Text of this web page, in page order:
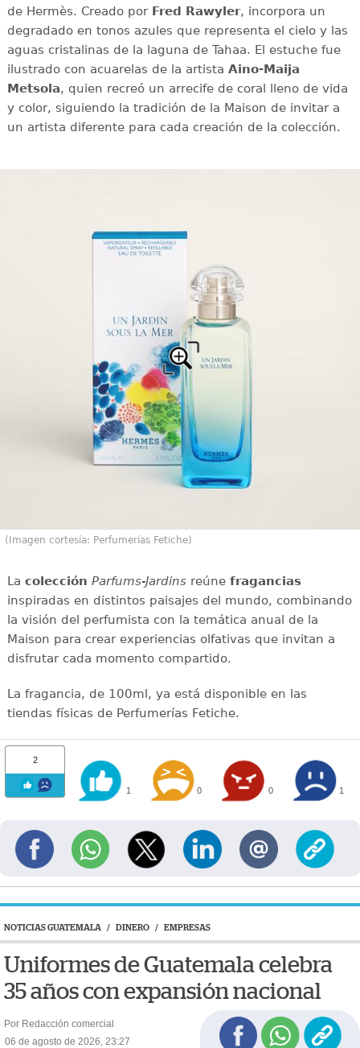
de Hermès. Creado por Fred Rawyler, incorpora un
degradado en tonos azules que representa el cielo y las
aguas cristalinas de la laguna de Tahaa. El estuche fue
ilustrado con acuarelas de la artista Aino-Maija
Metsola, quien recreó un arrecife de coral lleno de vida
y color, siguiendo la tradición de la Maison de invitar a
un artista diferente para cada creación de la colección.
(Imagen cortesía: Perfumerías Fetiche)
La colección Parfums-Jardinsreúne fragancias
inspiradas en distintos paisajes del mundo, combinando
la visión del perfumista con la temática anual de la
Maison para crear experiencias olfativas que invitan a
disfrutar cada momento compartido.
La fragancia, de 100ml, ya está disponible en las
tiendas físicas de Perfumerías Fetiche.
2
1 0 0 1
NOTICIAS GUATEMALA / DINERO / EMPRESAS
Uniformes de Guatemala celebra
35 años con expansión nacional
Por Redacción comercial
06 de agosto de 2026, 23:27